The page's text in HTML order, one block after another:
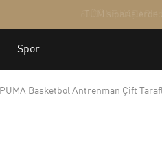
PUMA Basketbol Antrenman Çift